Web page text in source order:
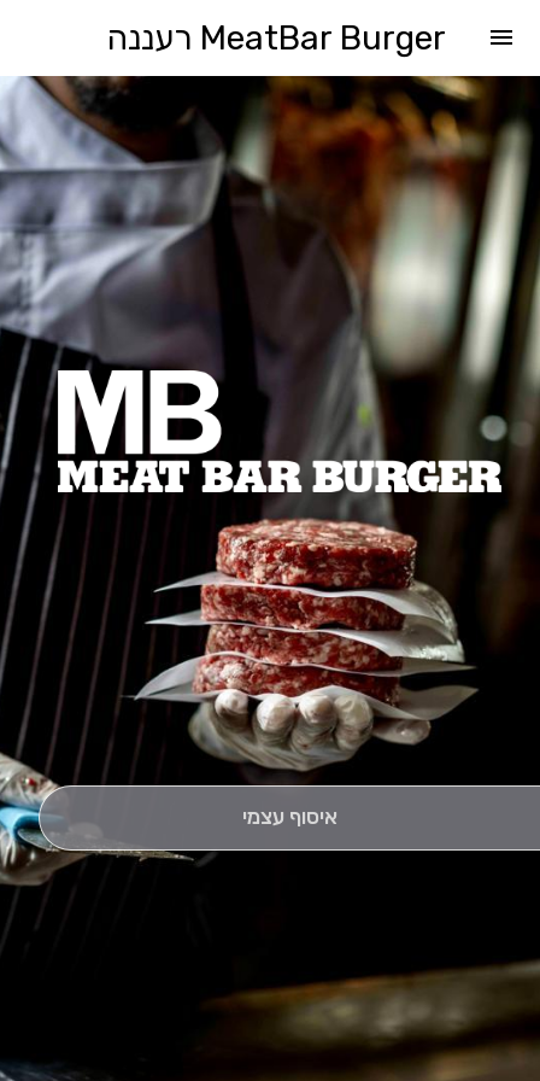
menu MeatBar Burger רעננה
איסוף עצמי